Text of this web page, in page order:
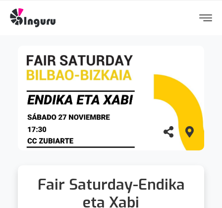
Fair Saturday-Endika
eta Xabi